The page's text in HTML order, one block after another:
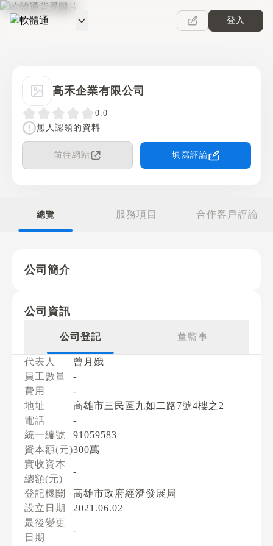
軟體通
登入
高禾企業有限公司
0.0
無人認領的資料
前往網站 填寫評論
總覽 服務項目 合作客戶評論
公司簡介
公司資訊
公司登記 董監事
代表人
曾月娥
員工數量
-
費用
-
地址
高雄市三民區九如二路7號4樓之2
電話
-
統一編號
91059583
資本額(元)300萬
實收資本
總額(元)
-
登記機關
高雄市政府經濟發展局
設立日期
2021.06.02
最後變更
日期
-